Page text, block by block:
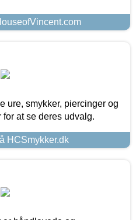
ure, smykker, piercinger og
at se deres udvalg.
HCSmykker.dk